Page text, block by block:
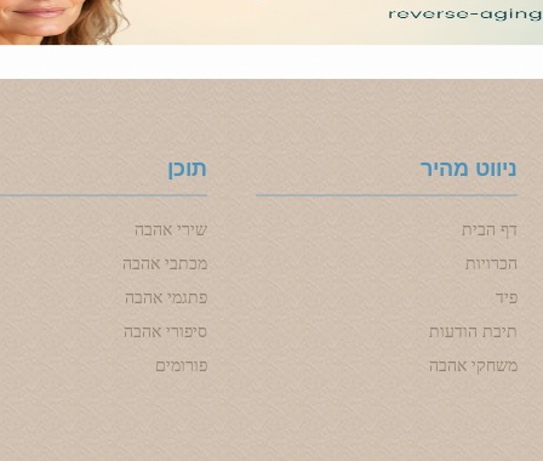
ניווט מהיר
דף הבית
הכרויות
פיד
תיבת הודעות
משחקי אהבה
תוכן
שירי אהבה
מכתבי אהבה
פתגמי אהבה
סיפורי אהבה
פורומים